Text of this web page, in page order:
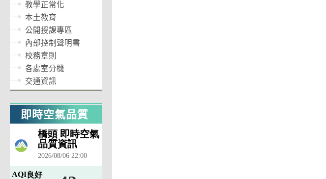
教學正常化
本土教育
公開授課專區
內部控制聲明書
校務章則
各處室分機
交通資訊
即時空氣品質